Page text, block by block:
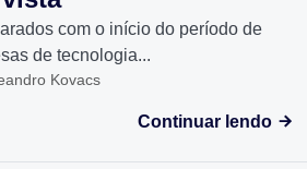
com o início do período de
de tecnologia...
Kovacs
Continuar lendo